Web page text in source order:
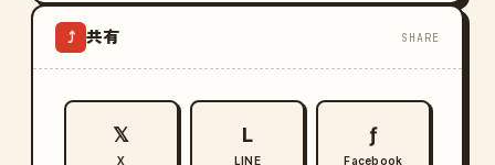
⤴ 共有 SHARE
𝕏
X
L
LINE
ƒ
Facebook